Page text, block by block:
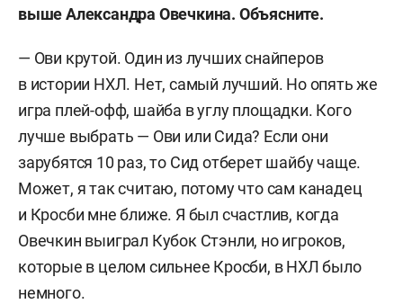
выше Александра Овечкина. Объясните.
— Ови крутой. Один из лучших снайперов
в истории НХЛ. Нет, самый лучший. Но опять же
игра плей-офф, шайба в углу площадки. Кого
лучше выбрать — Ови или Сида? Если они
зарубятся 10 раз, то Сид отберет шайбу чаще.
Может, я так считаю, потому что сам канадец
и Кросби мне ближе. Я был счастлив, когда
Овечкин выиграл Кубок Стэнли, но игроков,
которые в целом сильнее Кросби, в НХЛ было
немного.